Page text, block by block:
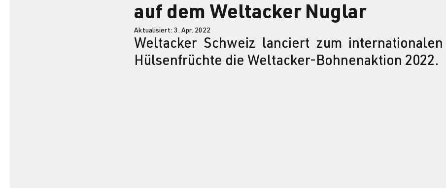
auf dem Weltacker Nuglar
Aktualisiert: 3. Apr. 2022
Weltacker Schweiz lanciert zum
Hülsenfrüchte die Weltacker-Bohnenaktion 2022.